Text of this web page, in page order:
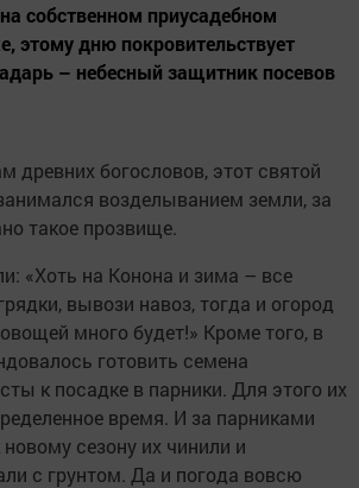
собственном приусадебном
этому дню покровительствует
– небесный защитник посевов
древних богословов, этот святой
возделыванием земли, за
такое прозвище.
«Хоть на Конона и зима – все
вывози навоз, тогда и огород
много будет!» Кроме того, в
готовить семена
к посадке в парники. Для этого их
время. И за парниками
сезону их чинили и
с грунтом. Да и погода вовсю